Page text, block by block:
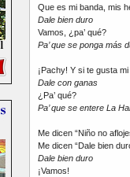
Que es mi banda, mis
Dale bien duro
Vamos, ¿pa’ qué?
Pa’ que se ponga más
¡Pachy! Y si te gusta
Dale con ganas
¿Pa’ qué?
Pa’ que se entere La
Me dicen “Niño no
Me dicen “Dale bien
Dale bien duro
¡Vamos!